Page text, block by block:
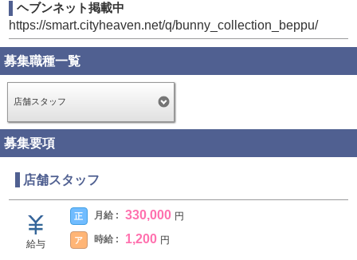
ヘブンネット掲載中
https://smart.cityheaven.net/q/bunny_collection_beppu/
募集職種一覧
店舗スタッフ
募集要項
店舗スタッフ
給与
正 月給 : 330,000 円
ア 時給 : 1,200 円